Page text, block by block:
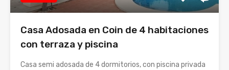
Casa Adosada en Coin de 4 habitaciones
con terraza y piscina
Casa semi adosada de 4 dormitorios, con piscina privada